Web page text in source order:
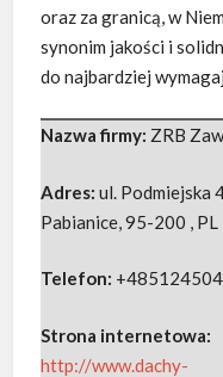
oraz za granicą, w
synonim jakości i
do najbardziej
Nazwa firmy: ZRB
Adres: ul. Podmiejska
Pabianice, 95-200 , PL
Telefon:
Strona internetowa:
http://www.dachy-